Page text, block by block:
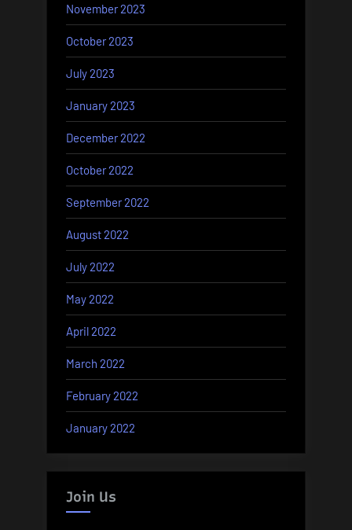
November 2023
October 2023
July 2023
January 2023
December 2022
October 2022
September 2022
August 2022
July 2022
May 2022
April 2022
March 2022
February 2022
January 2022
Join Us